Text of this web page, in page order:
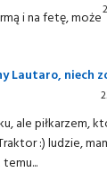
i na fetę, może
Lautaro, niech
ale piłkarzem,
:) ludzie,